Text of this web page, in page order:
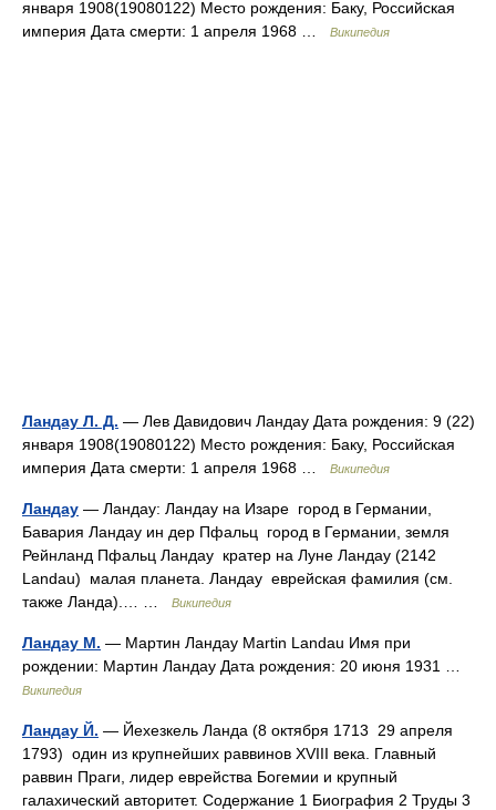
января 1908(19080122) Место рождения: Баку, Российская
империя Дата смерти: 1 апреля 1968 …
Википедия
Ландау Л. Д. — Лев Давидович Ландау Дата рождения: 9 (22)
января 1908(19080122) Место рождения: Баку, Российская
империя Дата смерти: 1 апреля 1968 …
Википедия
Ландау — Ландау: Ландау на Изаре город в Германии,
Бавария Ландау ин дер Пфальц город в Германии, земля
Рейнланд Пфальц Ландау кратер на Луне Ландау (2142
Landau) малая планета. Ландау еврейская фамилия (см.
также Ланда).… …
Википедия
Ландау М. — Мартин Ландау Martin Landau Имя при
рождении: Мартин Ландау Дата рождения: 20 июня 1931 …
Википедия
Ландау Й. — Йехезкель Ланда (8 октября 1713 29 апреля
1793) один из крупнейших раввинов XVIII века. Главный
раввин Праги, лидер еврейства Богемии и крупный
галахический авторитет. Содержание 1 Биография 2 Труды 3